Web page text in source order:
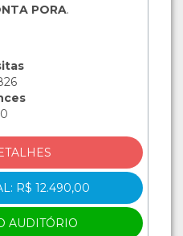
PORA.
0
R$ 12.490,00
AUDITÓRIO